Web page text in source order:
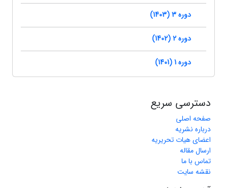
دوره 3 (1403)
دوره 2 (1402)
دوره 1 (1401)
دسترسی سریع
صفحه اصلی
درباره نشریه
اعضای هیات تحریریه
ارسال مقاله
تماس با ما
نقشه سایت